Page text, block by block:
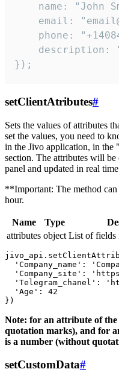
name: "John
email:
phone:
description:
});
setClientAtributes#
Sets the values ​​of attributes
set the values, you need to
in the Jivo application, in
section. The attributes will
panel and updated in real
**Important: The method
hour.
Name Type
attributes object List of fields
'Company_name':
'Company_site':
'Telegram_chanel':
  'Age': 42
Note: for an attribute of
quotation marks), and for
is a number (without
setCustomData#